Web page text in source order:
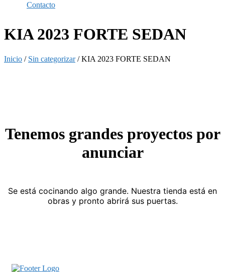
Contacto
KIA 2023 FORTE SEDAN
Inicio / Sin categorizar/ KIA 2023 FORTE SEDAN
Tenemos grandes proyectos por
anunciar
Se está cocinando algo grande. Nuestra tienda está en
obras y pronto abrirá sus puertas.